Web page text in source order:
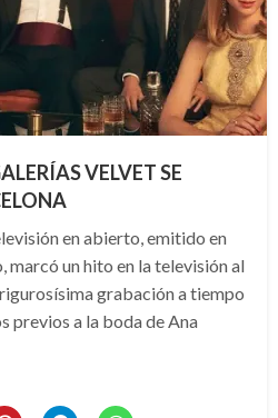
VELVET SE
en abierto, emitido en
marcó un hito en la televisión al
grabación a tiempo
previos a la boda de Ana